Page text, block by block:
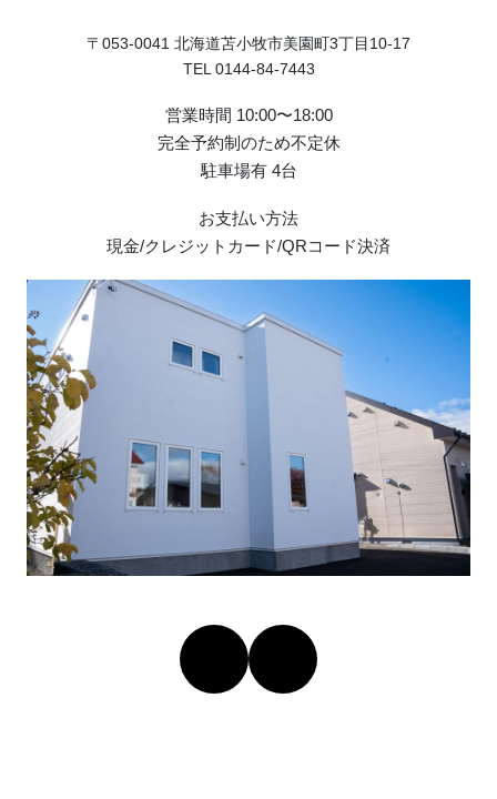
〒053-0041 北海道苫小牧市美園町3丁目10-17
TEL 0144-84-7443
営業時間 10:00〜18:00
完全予約制のため不定休
駐車場有 4台
お支払い方法
現金/クレジットカード/QRコード決済
ア
イ
コ
ン
ア
イ
コ
ン